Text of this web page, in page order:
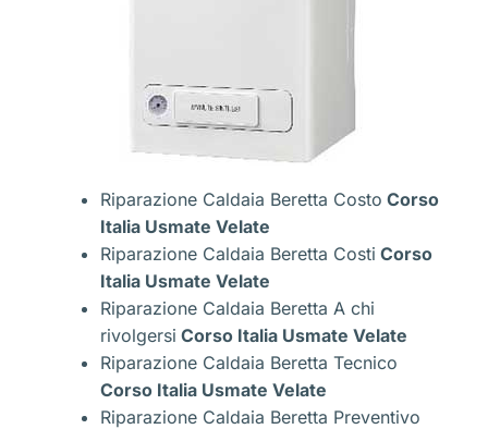
Riparazione Caldaia Beretta Costo Corso
Italia Usmate Velate
Riparazione Caldaia Beretta Costi Corso
Italia Usmate Velate
Riparazione Caldaia Beretta A chi
rivolgersi Corso Italia Usmate Velate
Riparazione Caldaia Beretta Tecnico
Corso Italia Usmate Velate
Riparazione Caldaia Beretta Preventivo